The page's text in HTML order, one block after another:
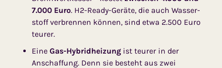
7.000 Euro. H2-Ready-Geräte, die auch Wasser­
stoff verbrennen können, sind etwa 2.500 Euro
teurer.
Eine Gas-Hybridheizung ist teurer in der
Anschaffung. Denn sie besteht aus zwei